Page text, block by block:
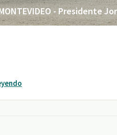
MONTEVIDEO - Presidente